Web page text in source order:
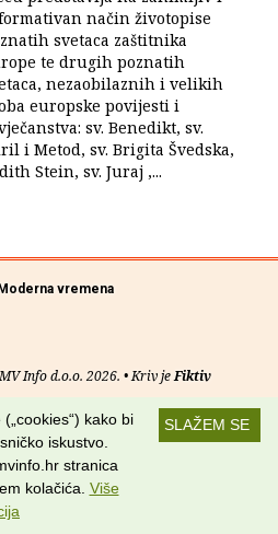
način životopise
svetaca zaštitnika
te drugih poznatih
nezaobilaznih i velikih
europske povijesti i
sv. Benedikt, sv.
i Metod, sv. Brigita Švedska,
Stein, sv. Juraj ,...
Moderna vremena
Info d.o.o. 2026. • Kriv jeFiktiv
Uvjeti korištenja•RSS kanali
nas na:
SLAŽEM SE
kako bi
iskustvo.
stranica
kolačića. Više